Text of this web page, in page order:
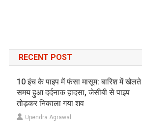
RECENT POST
10 इंच के पाइप में फंसा मासूम: बारिश में खेलते
समय हुआ दर्दनाक हादसा, जेसीबी से पाइप
तोड़कर निकाला गया शव
Upendra Agrawal